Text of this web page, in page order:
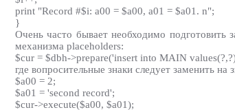
print "Record #$i: a00 = $a00, a01 = $a01. n";
}
Очень часто бывает необходимо
механизма placeholders:
$cur = $dbh->prepare('insert into MAIN
где вопросительные знаки следует заменить
$a00 = 2;
$a01 = 'second record';
$cur->execute($a00, $a01);